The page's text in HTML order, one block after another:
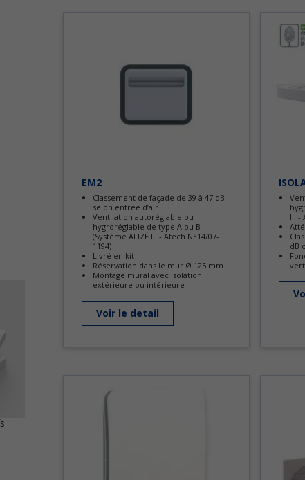
EM2
Classement de façade de 39 à 47 dB
selon entrée d’air
Ventilation autoréglable ou
hygroréglable de type A ou B
(Système ALIZÉ III - Atech N°14/07-
1194)
Livré en kit
Réservation dans le mur Ø 125 mm
Montage mural avec isolation
extérieure ou intérieure
Voir le detail
III -
dB